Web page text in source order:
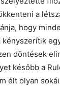
a
hogy
döntések
később a
élt olyan